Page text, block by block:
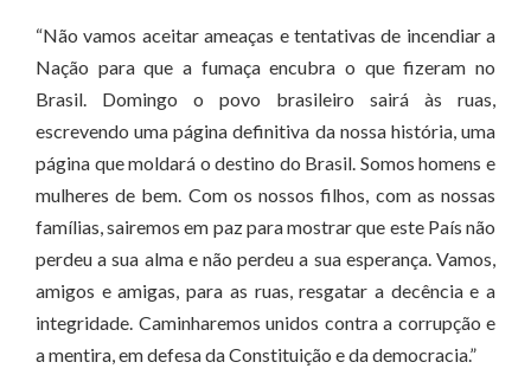
“Não vamos aceitar ameaças e tentativas de incendiar a
Nação para que a fumaça encubra o que fizeram no
Brasil. Domingo o povo brasileiro sairá às ruas,
escrevendo uma página definitiva da nossa história, uma
página que moldará o destino do Brasil. Somos homens e
mulheres de bem. Com os nossos filhos, com as nossas
famílias, sairemos em paz para mostrar que este País não
perdeu a sua alma e não perdeu a sua esperança. Vamos,
amigos e amigas, para as ruas, resgatar a decência e a
integridade. Caminharemos unidos contra a corrupção e
a mentira, em defesa da Constituição e da democracia.”